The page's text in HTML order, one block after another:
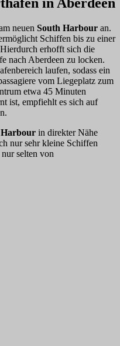
neuen South Harbour an.
Schiffen bis zu einer
erhofft sich die
nach Aberdeen zu locken.
laufen, sodass ein
vom Liegeplatz zum
etwa 45 Minuten
ist, empfiehlt es sich auf
in direkter Nähe
nur sehr kleine Schiffen
selten von